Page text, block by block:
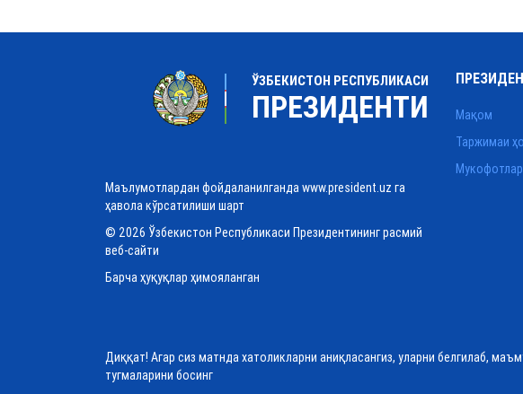
ЎЗБЕКИСТОН РЕСПУБЛИКАСИ
ПРЕЗИДЕНТИ
Маълумотлардан фойдаланилганда www.president.uz га
ҳавола кўрсатилиши шарт
© 2026 Ўзбекистон Республикаси Президентининг расмий
веб-сайти
Барча ҳуқуқлар ҳимояланган
Мақом
Таржимаи
Мукофотлар
Диққат! Агар сиз матнда хатоликларни аниқласангиз, уларни белгилаб,
тугмаларини босинг